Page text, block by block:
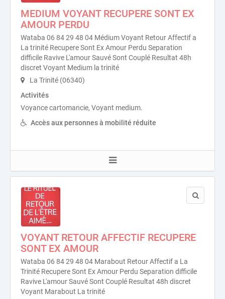
MEDIUM VOYANT RECUPERE SONT EX
AMOUR PERDU
Wataba 06 84 29 48 04 Médium Voyant Retour Affectif a
La trinité Recupere Sont Ex Amour Perdu Separation
difficile Ravive L'amour Sauvé Sont Couplé Resultat 48h
discret Voyant Medium la trinité
La Trinité (06340)
Activités
Voyance cartomancie, Voyant medium.
Accès aux personnes à mobilité réduite
VOYANT RETOUR AFFECTIF RECUPERE
SONT EX AMOUR
Wataba 06 84 29 48 04 Marabout Retour Affectif a La
Trinité Recupere Sont Ex Amour Perdu Separation difficile
Ravive L'amour Sauvé Sont Couplé Resultat 48h discret
Voyant Marabout La trinité